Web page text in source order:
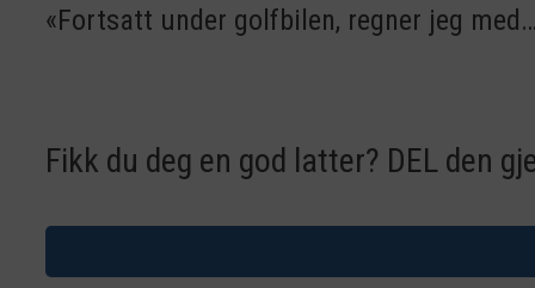
«Fortsatt under golfbilen, regner jeg
Fikk du deg en god latter? DEL den